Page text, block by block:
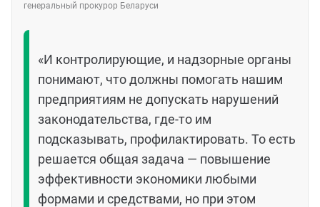
генеральный прокурор Беларуси
«И контролирующие, и надзорные органы
понимают, что должны помогать нашим
предприятиям не допускать нарушений
законодательства, где-то им
подсказывать, профилактировать. То есть
решается общая задача — повышение
эффективности экономики любыми
формами и средствами, но при этом